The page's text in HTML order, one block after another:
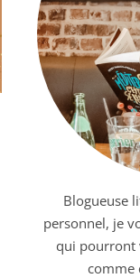
Blogueuse
personnel, je
qui pourront
comme